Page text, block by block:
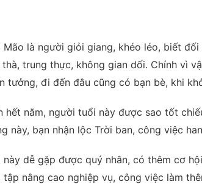
là người giỏi giang, khéo léo, biết
trung thực, không gian dối. Chính vì
tưởng, đi đến đâu cũng có bạn bè, khi
hết năm, người tuổi này được sao tốt
này, bạn nhận lộc Trời ban, công việc
này dễ gặp được quý nhân, có thêm cơ
nâng cao nghiệp vụ, công việc làm